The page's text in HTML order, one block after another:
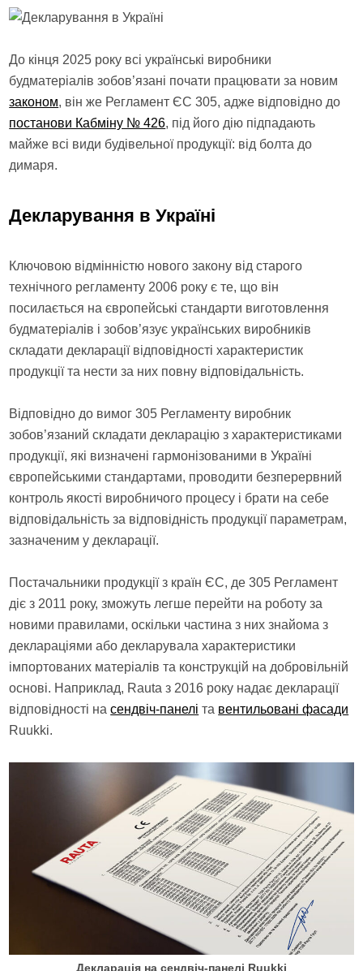
До кінця 2025 року всі українські виробники
будматеріалів зобов’язані почати працювати за новим
законом, він же Регламент ЄС 305, адже відповідно до
постанови Кабміну № 426, під його дію підпадають
майже всі види будівельної продукції: від болта до
димаря.
Декларування в Україні
Ключовою відмінністю нового закону від старого
технічного регламенту 2006 року є те, що він
посилається на європейські стандарти виготовлення
будматеріалів і зобов’язує українських виробників
складати декларації відповідності характеристик
продукції та нести за них повну відповідальність.
Відповідно до вимог 305 Регламенту виробник
зобов’язаний складати декларацію з характеристиками
продукції, які визначені гармонізованими в Україні
європейськими стандартами, проводити безперервний
контроль якості виробничого процесу і брати на себе
відповідальність за відповідність продукції параметрам,
зазначеним у декларації.
Постачальники продукції з країн ЄС, де 305 Регламент
діє з 2011 року, зможуть легше перейти на роботу за
новими правилами, оскільки частина з них знайома з
деклараціями або декларувала характеристики
імпортованих матеріалів та конструкцій на добровільній
основі. Наприклад, Rauta з 2016 року надає декларації
відповідності насендвіч-панелі та вентильовані фасади
Ruukki.
Декларація на сендвіч-панелі Ruukki